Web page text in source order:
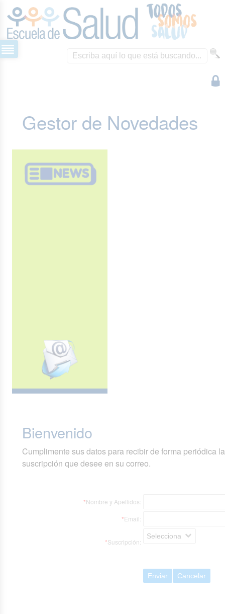
Gestor de Novedades
Bienvenido
Cumplimente sus datos para recibir de forma periódica
suscripción que desee en su correo.
*Nombre y Apellidos:
*Email:
*Suscripción:
Selecciona
Enviar Cancelar